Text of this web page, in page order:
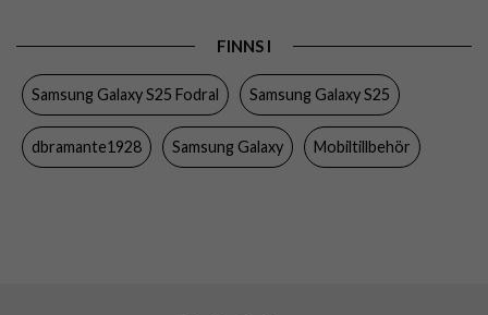
Kortfack, Stativfunktion, Trådlös laddning-
kompatibel
Färg
Material Hårdplast (PC), Äkta läder
FINNS I
Samsung Galaxy S25 Fodral Samsung Galaxy S25
dbramante1928 Samsung Galaxy Mobiltillbehör